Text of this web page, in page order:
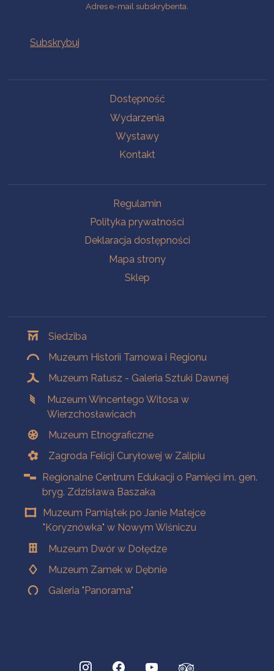
Adres e-mail subskrybenta.
Dostępność
Wydarzenia
Wystawy
Kontakt
Regulamin
Polityka prywatności
Deklaracja dostępności
Mapa strony
Sklep
Siedziba
Muzeum Historii Tarnowa i Regionu
Muzeum Ratusz - Galeria Sztuki Dawnej
Muzeum Wincentego Witosa w
Wierzchosławicach
Muzeum Etnograficzne
Zagroda Felicji Curyłowej w Zalipiu
Regionalne Centrum Edukacji o Pamięci im. gen.
bryg. Zdzisława Baszaka
Muzeum Pamiątek po Janie Matejce
"Koryznówka" w Nowym Wiśniczu
Muzeum Dwór w Dołędze
Muzeum Zamek w Dębnie
Galeria "Panorama"